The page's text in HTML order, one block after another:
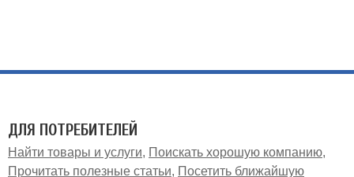
ДЛЯ ПОТРЕБИТЕЛЕЙ
Найти товары и услуги
Поискать хорошую компанию
Прочитать полезные статьи
Посетить ближайшую